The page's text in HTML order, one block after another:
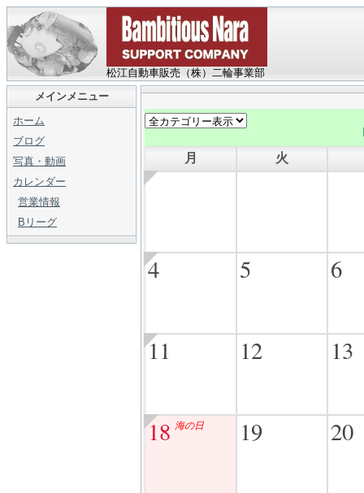
松江自動車販売（株）二輪事業部
メインメニュー
ホーム
ブログ
写真・動画
カレンダー
営業情報
Bリーグ
月 火
4 5 6
11 12 13
18 海の日 19 20